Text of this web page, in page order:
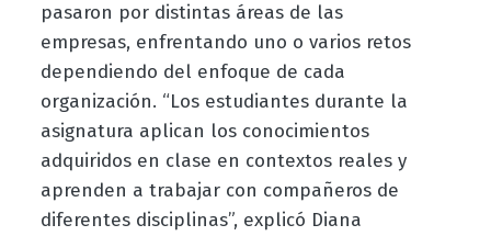
pasaron por distintas áreas de las
empresas, enfrentando uno o varios retos
dependiendo del enfoque de cada
organización. “Los estudiantes durante la
asignatura aplican los conocimientos
adquiridos en clase en contextos reales y
aprenden a trabajar con compañeros de
diferentes disciplinas”, explicó Diana